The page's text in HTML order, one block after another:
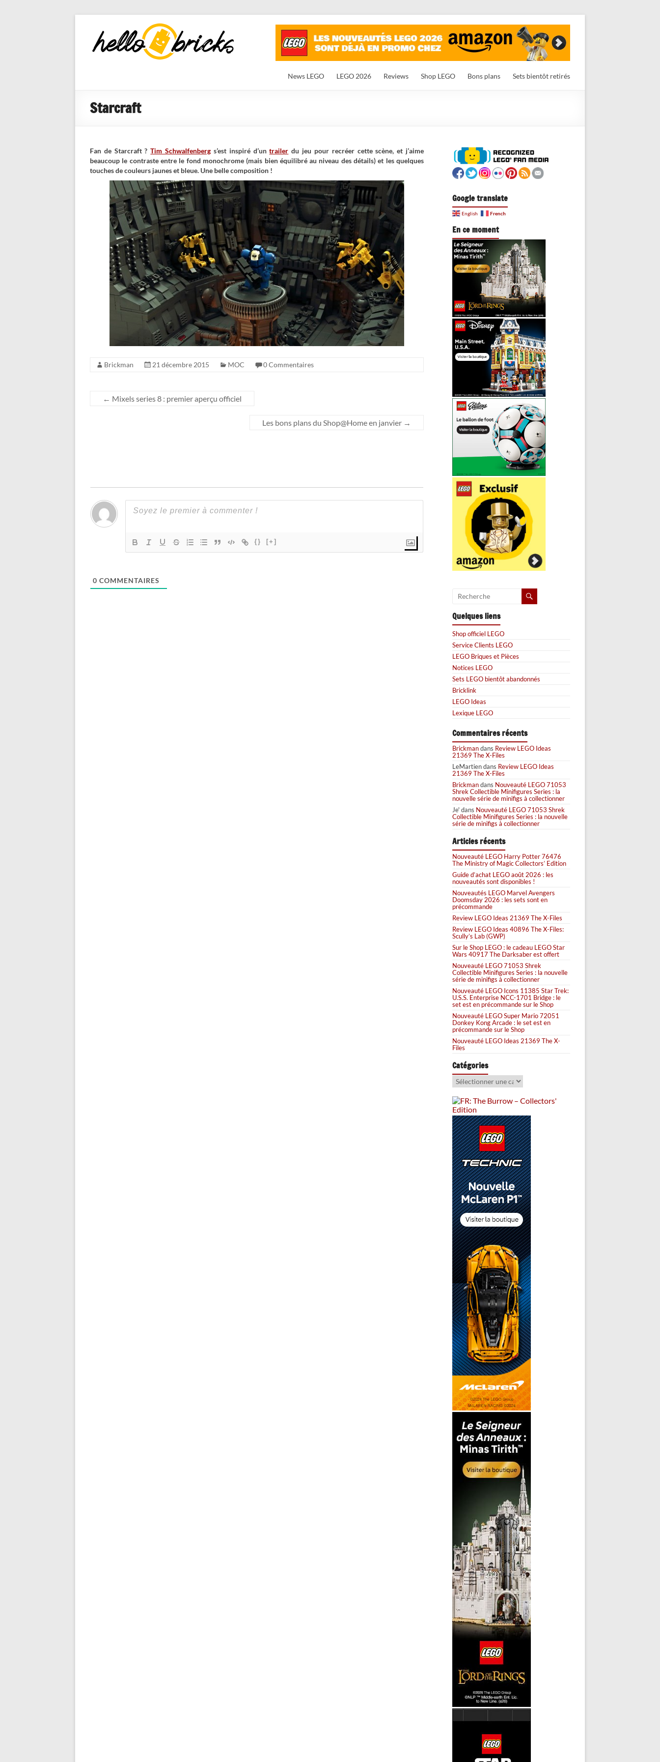
HelloBricks
Blog LEGO,
nouveaut�s
News LEGO LEGO 2026 Reviews Shop LEGO Bons plans Sets bientôt retirés
Starcraft
Fan de Starcraft ?Tim Schwalfenberg s’est inspiré d’untrailer du jeu pour recréer cette scène, et j’aime
beaucoup le contraste entre le fond monochrome (mais bien équilibré au niveau des détails) et les quelques
touches de couleurs jaunes et bleue. Une belle composition !
Brickman 21 décembre 2015 MOC 0 Commentaires
← Mixels series 8 : premier aperçu officiel
Les bons plans du Shop@Home en janvier →
{} [+]
0 COMMENTAIRES
Google translate
English French
En ce moment
Quelques liens
Shop officiel LEGO
Service Clients LEGO
LEGO Briques et Pièces
Notices LEGO
Sets LEGO bientôt abandonnés
Bricklink
LEGO Ideas
Lexique LEGO
Commentaires récents
Brickmandans Review LEGO Ideas
21369 The X-Files
LeMartiendans Review LEGO Ideas
21369 The X-Files
Brickmandans Nouveauté LEGO 71053
Shrek Collectible Minifigures Series : la
nouvelle série de minifigs à collectionner
Je' dans Nouveauté LEGO 71053 Shrek
Collectible Minifigures Series : la nouvelle
série de minifigs à collectionner
Articles récents
Nouveauté LEGO Harry Potter 76476
The Ministry of Magic Collectors’ Edition
Guide d’achat LEGO août 2026 : les
nouveautés sont disponibles !
Nouveautés LEGO Marvel Avengers
Doomsday 2026 : les sets sont en
précommande
Review LEGO Ideas 21369 The X-Files
Review LEGO Ideas 40896 The X-Files:
Scully’s Lab (GWP)
Sur le Shop LEGO : le cadeau LEGO Star
Wars 40917 The Darksaber est offert
Nouveauté LEGO 71053 Shrek
Collectible Minifigures Series : la nouvelle
série de minifigs à collectionner
Nouveauté LEGO Icons 11385 Star Trek:
U.S.S. Enterprise NCC-1701 Bridge : le
set est en précommande sur le Shop
Nouveauté LEGO Super Mario 72051
Donkey Kong Arcade : le set est en
précommande sur le Shop
Nouveauté LEGO Ideas 21369 The X-
Files
Catégories
Catégories